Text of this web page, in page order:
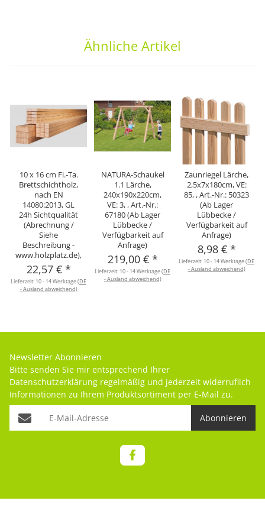
Ähnliche Artikel
10 x 16 cm Fi.-Ta.
Brettschichtholz,
nach EN
14080:2013, GL
24h Sichtqualität
(Abrechnung /
Siehe
Beschreibung -
www.holzplatz.de),
22,57 € *
Lieferzeit: 10 - 14 Werktage(DE
- Ausland abweichend)
NATURA-Schaukel
1.1 Lärche,
240x190x220cm,
VE: 3, , Art.-Nr.:
67180 (Ab Lager
Lübbecke /
Verfügbarkeit auf
Anfrage)
219,00 € *
Lieferzeit: 10 - 14 Werktage(DE
- Ausland abweichend)
Zaunriegel Lärche,
2,5x7x180cm, VE:
85, , Art.-Nr.: 50323
(Ab Lager
Lübbecke /
Verfügbarkeit auf
Anfrage)
8,98 € *
Lieferzeit: 10 - 14 Werktage(DE
- Ausland abweichend)
Newsletter Abonnieren
Bitte senden Sie mir entsprechend Ihrer
Datenschutzerklärung regelmäßig und jederzeit widerruflich
Informationen zu Ihrem Produktsortiment per E-Mail zu.
Abonnieren